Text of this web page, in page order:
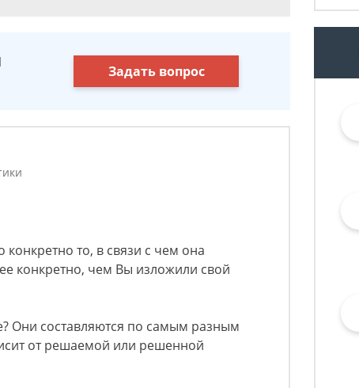
Задать вопрос
то, в связи с чем она
конкретно, чем Вы изложили свой
Они составляются по самым разным
от решаемой или решенной